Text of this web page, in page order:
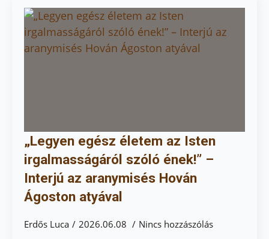
„Legyen egész életem az Isten
irgalmasságáról szóló ének!” –
Interjú az aranymisés Hován
Ágoston atyával
Erdős Luca 2026.06.08 Nincs hozzászólás